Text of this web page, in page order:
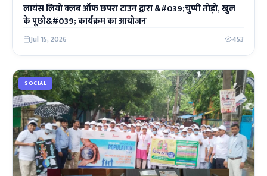
लायंस लियो क्लब ऑफ छपरा टाउन द्वारा &#039;चुप्पी तोड़ो, खुल
के पूछो&#039; कार्यक्रम का आयोजन
Jul 15, 2026 453
SOCIAL